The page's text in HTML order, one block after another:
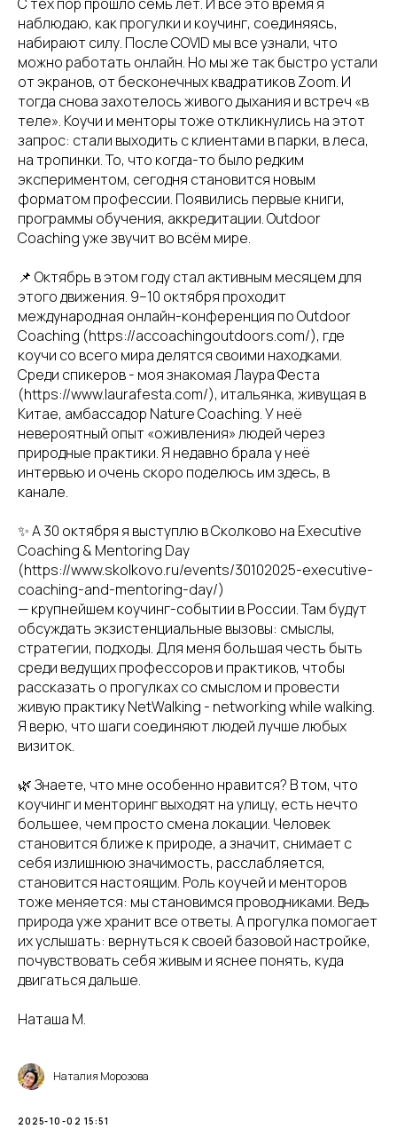
наблюдаю, как прогулки и коучинг, соединяясь,
набирают силу. После COVID мы все узнали, что
можно работать онлайн. Но мы же так быстро устали
от экранов, от бесконечных квадратиков Zoom. И
тогда снова захотелось живого дыхания и встреч «в
теле». Коучи и менторы тоже откликнулись на этот
запрос: стали выходить с клиентами в парки, в леса,
на тропинки. То, что когда-то было редким
экспериментом, сегодня становится новым
форматом профессии. Появились первые книги,
программы обучения, аккредитации. Outdoor
Coaching уже звучит во всём мире.
📌 Октябрь в этом году стал активным месяцем для
этого движения. 9–10 октября проходит
международная онлайн-конференция по Outdoor
Coaching (https://accoachingoutdoors.com/), где
коучи со всего мира делятся своими находками.
Среди спикеров - моя знакомая Лаура Феста
(https://www.laurafesta.com/), итальянка, живущая в
Китае, амбассадор Nature Coaching. У неё
невероятный опыт «оживления» людей через
природные практики. Я недавно брала у неё
интервью и очень скоро поделюсь им здесь, в
канале.
✨ А 30 октября я выступлю в Сколково на Executive
Coaching & Mentoring Day
(https://www.skolkovo.ru/events/30102025-executive-
coaching-and-mentoring-day/)
— крупнейшем коучинг-событии в России. Там будут
обсуждать экзистенциальные вызовы: смыслы,
стратегии, подходы. Для меня большая честь быть
среди ведущих профессоров и практиков, чтобы
рассказать о прогулках со смыслом и провести
живую практику NetWalking - networking while walking.
Я верю, что шаги соединяют людей лучше любых
визиток.
🌿 Знаете, что мне особенно нравится? В том, что
коучинг и менторинг выходят на улицу, есть нечто
большее, чем просто смена локации. Человек
становится ближе к природе, а значит, снимает с
себя излишнюю значимость, расслабляется,
становится настоящим. Роль коучей и менторов
тоже меняется: мы становимся проводниками. Ведь
природа уже хранит все ответы. А прогулка помогает
их услышать: вернуться к своей базовой настройке,
почувствовать себя живым и яснее понять, куда
двигаться дальше.
Наташа М.
Наталия Морозова
2025-10-02 15:51